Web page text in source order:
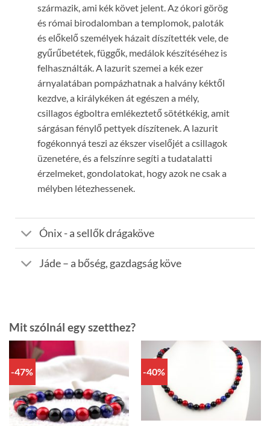
származik, ami kék követ jelent. Az ókori görög
és római birodalomban a templomok, paloták
és előkelő személyek házait díszítették vele, de
gyűrűbetétek, függők, medálok készítéséhez is
felhasználták. A lazurit szemei a kék ezer
árnyalatában pompázhatnak a halvány kéktől
kezdve, a királykéken át egészen a mély,
csillagos égboltra emlékeztető sötétkékig, amit
sárgásan fénylő pettyek díszítenek. A lazurit
fogékonnyá teszi az ékszer viselőjét a csillagok
üzenetére, és a felszínre segíti a tudatalatti
érzelmeket, gondolatokat, hogy azok ne csak a
mélyben létezhessenek.
Ónix - a sellők drágaköve
Jáde – a bőség, gazdagság köve
Mit szólnál egy szetthez?
-47% -40%